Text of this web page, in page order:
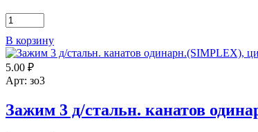
Количество
товара
Зажим
8
д/
стальн.
одинарн.
(SIMPLEX),
В корзину
5.00 ₽
Арт: зо3
Зажим 3 д/стальн. канатов